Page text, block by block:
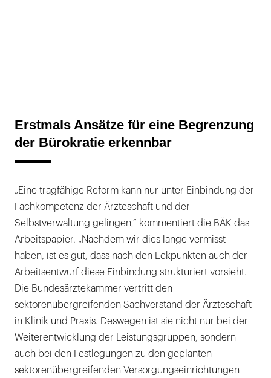
Erstmals Ansätze für eine Begrenzung
der Bürokratie erkennbar
„Eine tragfähige Reform kann nur unter Einbindung der
Fachkompetenz der Ärzteschaft und der
Selbstverwaltung gelingen,“ kommentiert die BÄK das
Arbeitspapier. „Nachdem wir dies lange vermisst
haben, ist es gut, dass nach den Eckpunkten auch der
Arbeitsentwurf diese Einbindung strukturiert vorsieht.
Die Bundesärztekammer vertritt den
sektorenübergreifenden Sachverstand der Ärzteschaft
in Klinik und Praxis. Deswegen ist sie nicht nur bei der
Weiterentwicklung der Leistungsgruppen, sondern
auch bei den Festlegungen zu den geplanten
sektorenübergreifenden Versorgungseinrichtungen